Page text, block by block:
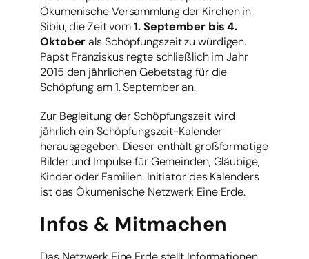
Ökumenische Versammlung der Kirchen in
Sibiu, die Zeit vom1. September bis 4.
Oktoberals Schöpfungszeit zu würdigen.
Papst Franziskus regte schließlich im Jahr
2015 den jährlichen Gebetstag für die
Schöpfung am 1. September an.
Zur Begleitung der Schöpfungszeit wird
jährlich ein Schöpfungszeit-Kalender
herausgegeben. Dieser enthält großformatige
Bilder und Impulse für Gemeinden, Gläubige,
Kinder oder Familien. Initiator des Kalenders
ist das Ökumenische Netzwerk Eine Erde.
Infos & Mitmachen